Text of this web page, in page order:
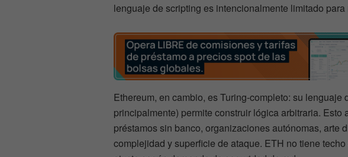
lenguaje de scripting es intencionalmente limitado
Ethereum, en cambio, es Turing-completo: su lenguaje
principalmente) permite construir lógica arbitraria.
préstamos sin banco, organizaciones autónomas,
complejidad y superficie de ataque. ETH no tiene